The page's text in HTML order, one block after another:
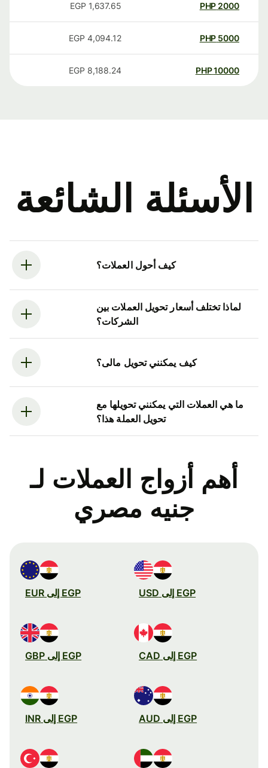
2000
PHP
1,637.65
EGP
5000
PHP
4,094.12
EGP
10000
PHP
8,188.24
EGP
الأسئلة الشائعة
كيف أحول العملات؟
لماذا تختلف أسعار تحويل العملات بين
الشركات؟
كيف يمكنني تحويل مالى؟
ما هي العملات التي يمكنني تحويلها مع
تحويل العملة هذا؟
أهم أزواج العملات لـ
جنيه مصري
EGP إلى USD EGP إلى EUR
EGP إلى CAD EGP إلى GBP
EGP إلى AUD EGP إلى INR